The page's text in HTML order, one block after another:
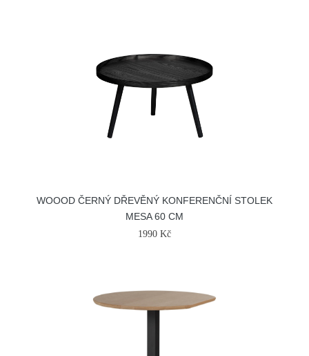
WOOOD ČERNÝ DŘEVĚNÝ KONFERENČNÍ STOLEK
MESA 60 CM
1990 Kč